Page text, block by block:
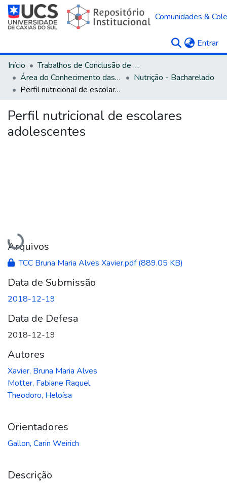
Comunidades &
Entrar
Início
Trabalhos de Conclusão de Curso
Área do Conhecimento das Ciências da Saúde
Nutrição - Bacharelado
Perfil nutricional de escolares adolescentes
Perfil nutricional de escolares
adolescentes
Carregando...
Arquivos
TCC Bruna Maria Alves Xavier.pdf(889.05 KB)
Data de Submissão
2018-12-19
Data de Defesa
2018-12-19
Autores
Xavier, Bruna Maria Alves
Motter, Fabiane Raquel
Theodoro, Heloísa
Orientadores
Gallon, Carin Weirich
Descrição